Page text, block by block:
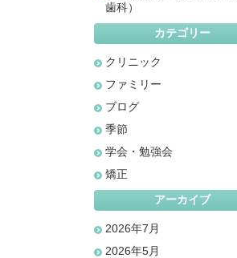
歯科）
カテゴリー
クリニック
ファミリー
ブログ
季節
学会・勉強会
矯正
アーカイブ
2026年7月
2026年5月